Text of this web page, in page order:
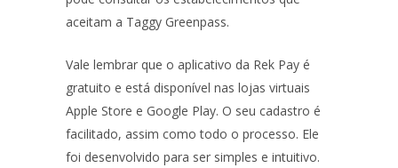
aceitam a Taggy Greenpass.
Vale lembrar que o aplicativo da Rek Pay é
gratuito e está disponível nas lojas virtuais
Apple Store e Google Play. O seu cadastro é
facilitado, assim como todo o processo. Ele
foi desenvolvido para ser simples e intuitivo.